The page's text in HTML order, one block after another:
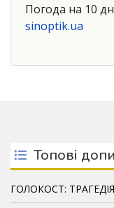
Погода на 10
sinoptik.ua
Топові
ГОЛОКОСТ: